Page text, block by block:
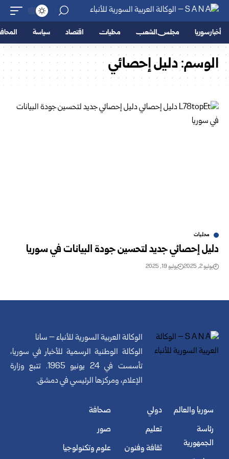
أخبار سوريا مجلس الشعب محليات اقتصاد سياسة
الوسم:دليل إحصائي
محليات
دليل إحصائي جديد لتحسين جودة البيانات في سوريا
يوليو 2, 2025 يوليو 19, 2025
الوكالة العربية السورية للأنباء – سانا
الوكالة الوطنية الرسمية للأخبار في سوريا،
تأسست في 24 يونيو 1965. تتبع وزارة
الإعلام، ومركزها الرئيسي في دمشق.
سوريا والعالم
رئاسة
الجمهورية
دولي
تعليم
ثقافة وفنون
صحافة
صور
علوم وتكنولوجيا